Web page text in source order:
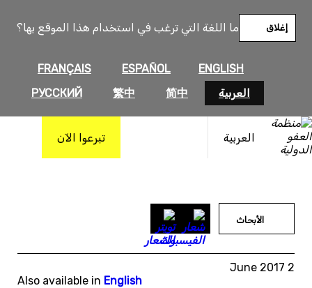
ما اللغة التي ترغب في استخدام هذا الموقع بها؟
ENGLISH
ESPAÑOL
FRANÇAIS
العربية
简中
繁中
РУССКИЙ
إغلاق
العربية تبرعوا الآن
المحتوى
الأبحاث
2 June 2017
Also available in English